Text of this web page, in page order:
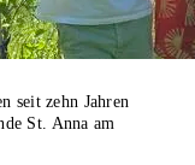
seit zehn Jahren
St. Anna am